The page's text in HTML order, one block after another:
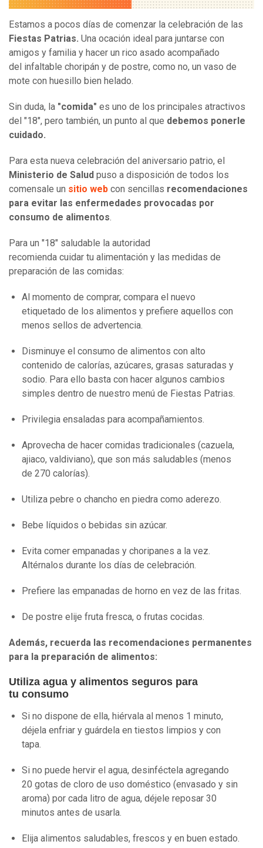
Estamos a pocos días de comenzar la celebración de las
Fiestas Patrias. Una ocación ideal para juntarse con
amigos y familia y hacer un rico asado acompañado
del infaltable choripán y de postre, como no, un vaso de
mote con huesillo bien helado.
Sin duda, la "comida" es uno de los principales atractivos
del "18", pero también, un punto al que debemos ponerle
cuidado.
Para esta nueva celebración del aniversario patrio, el
Ministerio de Salud puso a disposición de todos los
comensale un sitio web con sencillas recomendaciones
para evitar las enfermedades provocadas por
consumo de alimentos.
Para un "18" saludable la autoridad
recomienda cuidar tu alimentación y las medidas de
preparación de las comidas:
Al momento de comprar, compara el nuevo
etiquetado de los alimentos y prefiere aquellos con
menos sellos de advertencia.
Disminuye el consumo de alimentos con alto
contenido de calorías, azúcares, grasas saturadas y
sodio. Para ello basta con hacer algunos cambios
simples dentro de nuestro menú de Fiestas Patrias.
Privilegia ensaladas para acompañamientos.
Aprovecha de hacer comidas tradicionales (cazuela,
ajiaco, valdiviano), que son más saludables (menos
de 270 calorías).
Utiliza pebre o chancho en piedra como aderezo.
Bebe líquidos o bebidas sin azúcar.
Evita comer empanadas y choripanes a la vez.
Altérnalos durante los días de celebración.
Prefiere las empanadas de horno en vez de las fritas.
De postre elije fruta fresca, o frutas cocidas.
Además, recuerda las recomendaciones permanentes
para la preparación de alimentos:
Utiliza agua y alimentos seguros para
tu consumo
Si no dispone de ella, hiérvala al menos 1 minuto,
déjela enfriar y guárdela en tiestos limpios y con
tapa.
Si no puede hervir el agua, desinféctela agregando
20 gotas de cloro de uso doméstico (envasado y sin
aroma) por cada litro de agua, déjele reposar 30
minutos antes de usarla.
Elija alimentos saludables, frescos y en buen estado.